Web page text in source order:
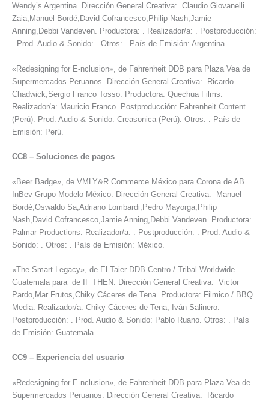
Wendy’s Argentina. Dirección General Creativa: Claudio Giovanelli
Zaia,Manuel Bordé,David Cofrancesco,Philip Nash,Jamie
Anning,Debbi Vandeven. Productora: . Realizador/a: . Postproducción:
. Prod. Audio & Sonido: . Otros: . País de Emisión: Argentina.
«Redesigning for E-nclusion», de Fahrenheit DDB para Plaza Vea de
Supermercados Peruanos. Dirección General Creativa: Ricardo
Chadwick,Sergio Franco Tosso. Productora: Quechua Films.
Realizador/a: Mauricio Franco. Postproducción: Fahrenheit Content
(Perú). Prod. Audio & Sonido: Creasonica (Perú). Otros: . País de
Emisión: Perú.
CC8 – Soluciones de pagos
«Beer Badge», de VMLY&R Commerce México para Corona de AB
InBev Grupo Modelo México. Dirección General Creativa: Manuel
Bordé,Oswaldo Sa,Adriano Lombardi,Pedro Mayorga,Philip
Nash,David Cofrancesco,Jamie Anning,Debbi Vandeven. Productora:
Palmar Productions. Realizador/a: . Postproducción: . Prod. Audio &
Sonido: . Otros: . País de Emisión: México.
«The Smart Legacy», de El Taier DDB Centro / Tribal Worldwide
Guatemala para de IF THEN. Dirección General Creativa: Victor
Pardo,Mar Frutos,Chiky Cáceres de Tena. Productora: Filmico / BBQ
Media. Realizador/a: Chiky Cáceres de Tena, Iván Salinero.
Postproducción: . Prod. Audio & Sonido: Pablo Ruano. Otros: . País
de Emisión: Guatemala.
CC9 – Experiencia del usuario
«Redesigning for E-nclusion», de Fahrenheit DDB para Plaza Vea de
Supermercados Peruanos. Dirección General Creativa: Ricardo